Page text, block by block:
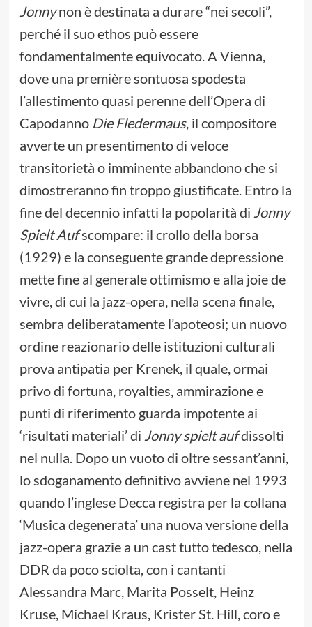
Jonnynon è destinata a durare “nei secoli”,
perché il suo ethos può essere
fondamentalmente equivocato. A Vienna,
dove una première sontuosa spodesta
l’allestimento quasi perenne dell’Opera di
Capodanno Die Fledermaus, il compositore
avverte un presentimento di veloce
transitorietà o imminente abbandono che si
dimostreranno fin troppo giustificate. Entro la
fine del decennio infatti la popolarità di Jonny
Spielt Aufscompare: il crollo della borsa
(1929) e la conseguente grande depressione
mette fine al generale ottimismo e alla joie de
vivre, di cui la jazz-opera, nella scena finale,
sembra deliberatamente l’apoteosi; un nuovo
ordine reazionario delle istituzioni culturali
prova antipatia per Krenek, il quale, ormai
privo di fortuna, royalties, ammirazione e
punti di riferimento guarda impotente ai
‘risultati materiali’ di Jonny spielt aufdissolti
nel nulla. Dopo un vuoto di oltre sessant’anni,
lo sdoganamento definitivo avviene nel 1993
quando l’inglese Decca registra per la collana
‘Musica degenerata’ una nuova versione della
jazz-opera grazie a un cast tutto tedesco, nella
DDR da poco sciolta, con i cantanti
Alessandra Marc, Marita Posselt, Heinz
Kruse, Michael Kraus, Krister St. Hill, coro e